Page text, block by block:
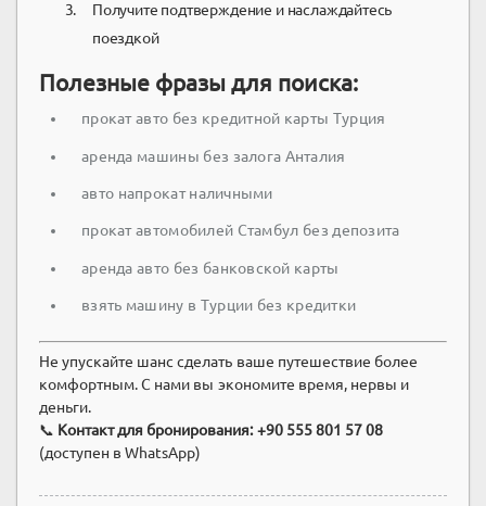
Получите подтверждение и наслаждайтесь
поездкой
Полезные фразы для поиска:
прокат авто без кредитной карты Турция
аренда машины без залога Анталия
авто напрокат наличными
прокат автомобилей Стамбул без депозита
аренда авто без банковской карты
взять машину в Турции без кредитки
Не упускайте шанс сделать ваше путешествие более
комфортным. С нами вы экономите время, нервы и
деньги.
📞 Контакт для бронирования: +90 555 801 57 08
(доступен в WhatsApp)